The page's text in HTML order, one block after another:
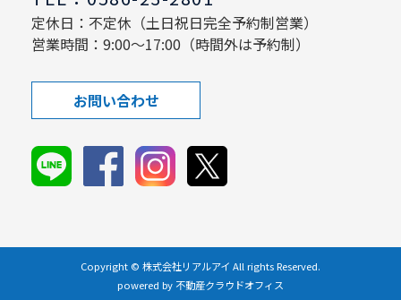
定休日：不定休（土日祝日完全予約制営業）
営業時間：9:00～17:00（時間外は予約制）
お問い合わせ
Copyright © 株式会社リアルアイ All rights Reserved.
powered by 不動産クラウドオフィス